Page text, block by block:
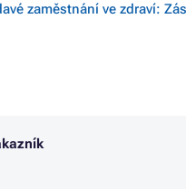
zaměstnání ve zdraví: